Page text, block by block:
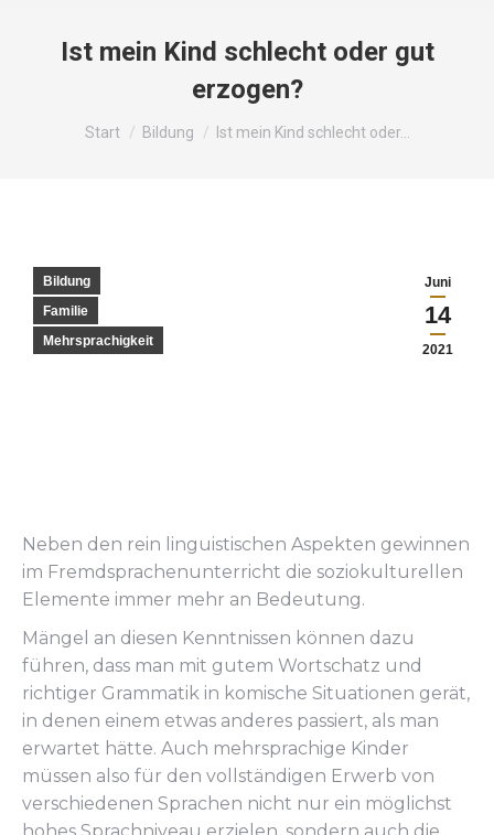
Ist mein Kind schlecht oder gut
erzogen?
Sie befinden sich hier:
Start Bildung Ist mein Kind schlecht oder…
Juni
14
2021
Bildung
Familie
Mehrsprachigkeit
Neben den rein linguistischen Aspekten gewinnen
im Fremdsprachenunterricht die soziokulturellen
Elemente immer mehr an Bedeutung.
Mängel an diesen Kenntnissen können dazu
führen, dass man mit gutem Wortschatz und
richtiger Grammatik in komische Situationen gerät,
in denen einem etwas anderes passiert, als man
erwartet hätte. Auch mehrsprachige Kinder
müssen also für den vollständigen Erwerb von
verschiedenen Sprachen nicht nur ein möglichst